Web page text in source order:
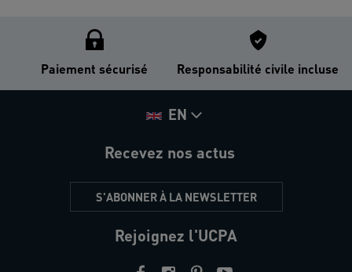
Paiement sécurisé Responsabilité civile incluse
EN
Recevez nos actus
S'ABONNER À LA NEWSLETTER
Rejoignez l'UCPA